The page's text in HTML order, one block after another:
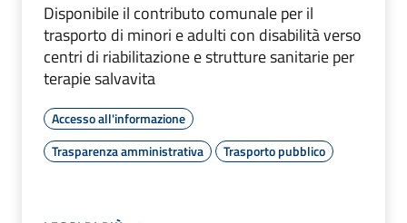
Disponibile il contributo comunale per il
trasporto di minori e adulti con disabilità verso
centri di riabilitazione e strutture sanitarie per
terapie salvavita
Accesso all'informazione
Trasparenza amministrativa
Trasporto pubblico